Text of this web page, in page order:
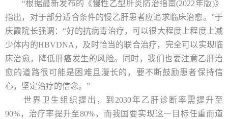
“根据最新发布的《慢性乙型肝炎防治指南(2022年版)》
指出，对于部分适合条件的慢乙肝患者应追求临床治愈。”于
庆霞院长强调：“好的抗病毒治疗，可以很大程度上程度上减
少体内的HBVDNA，及时恰当的联合治疗，完全可以实现临
床治愈，降低肝癌发生的风险。同时，我们也要注意乙肝治
愈的道路很可能是困难且漫长的，要不断鼓励患者保持信
心，坚定治疗的信念。”
世界卫生组织提出，到2030年乙肝诊断率需提升至
90%，治疗率提升至80%，而我国要实现这一目标任重而道